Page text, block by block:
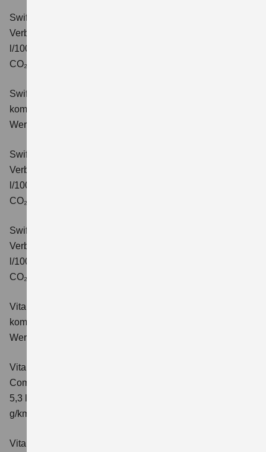
Swift 1.2 DUALJET HYBRID ALLGRIP Comfort
Verbrauchswerte: kombinierter Energieverbrauch 4,9
l/100km; kombinierter Wert der CO₂-Emission: 110 g/km;
CO₂-Klasse: C.
Swift 1.2 DUALJET HYBRID Comfort+
kombinierter Energieverbrauch 4,4 l/100km; kombinierter
Wert der CO₂-Emission: 99 g/km; CO₂-Klasse: C.
Swift 1.2 DUALJET HYBRID CVT Comfort+
Verbrauchswerte: kombinierter Energieverbrauch 4,7
l/100km; kombinierter Wert der CO₂-Emission: 106 g/km;
CO₂-Klasse: C.
Swift 1.2 DUALJET HYBRID ALLGRIP Comfort+
Verbrauchswerte: kombinierter Energieverbrauch 4,9
l/100km; kombinierter Wert der CO₂-Emission: 110 g/km;
CO₂-Klasse: C.
Vitara 1.4 BOOSTERJET HYBRID Club
kombinierter Energieverbrauch 5,3 l/100km; kombinierter
Wert der CO₂-Emission: 119 g/km; CO₂-Klasse: D
Vitara 1.4 BOOSTERJET HYBRID
Comfort
5,3 l/100km; kombinierter Wert der CO₂-Emission: 119
g/km; CO₂-Klasse: D
Vitara 1.4 BOOSTERJET HYBRID AT